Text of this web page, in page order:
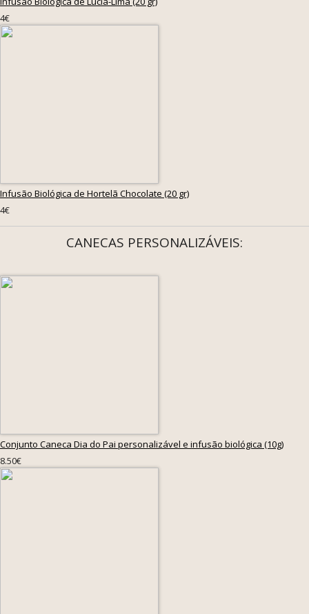
4€
Infusão Biológica de Hortelã Chocolate (20 gr)
4€
CANECAS PERSONALIZÁVEIS:
Conjunto Caneca Dia do Pai personalizável e infusão biológica (10g)
8.50€